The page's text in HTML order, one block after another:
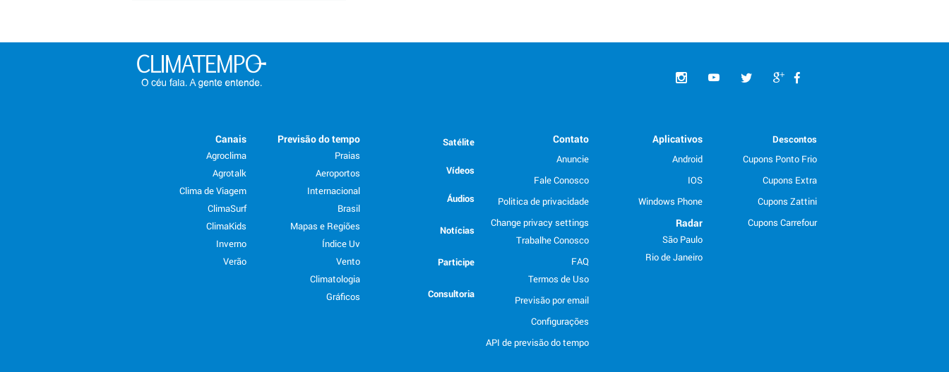
Descontos
Cupons Ponto Frio
Cupons Extra
Cupons Zattini
Cupons Carrefour
Aplicativos
Android
IOS
Windows Phone
Radar
São Paulo
Rio de Janeiro
Contato
Anuncie
Fale Conosco
Politica de privacidade
Change privacy settings
Trabalhe Conosco
FAQ
Termos de Uso
Previsão por email
Configurações
API de previsão do tempo
Satélite
Vídeos
Áudios
Notícias
Participe
Consultoria
Previsão do tempo
Praias
Aeroportos
Internacional
Brasil
Mapas e Regiões
Índice Uv
Vento
Climatologia
Gráficos
Canais
Agroclima
Agrotalk
Clima de Viagem
ClimaSurf
ClimaKids
Inverno
Verão